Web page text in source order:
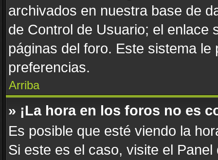
archivados en nuestra base de
de Control de Usuario; el enlace
páginas del foro. Este sistema
preferencias.
Arriba
» ¡La hora en los foros no es
Es posible que esté viendo la
Si este es el caso, visite el